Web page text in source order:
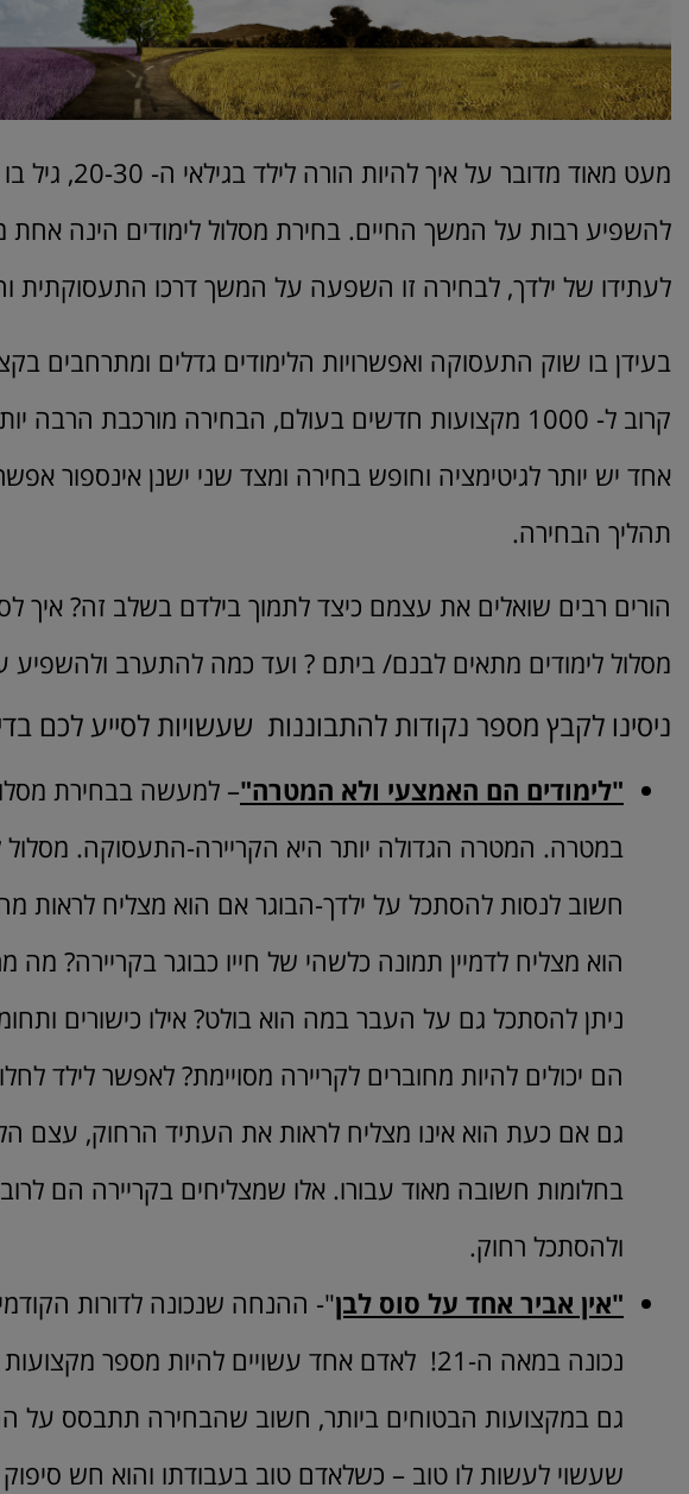
מעט מאוד
להשפיע רבות על המשך החיים. בחירת מסלול לימודים הינה
לעתידו של ילדך, לבחירה זו השפעה על המשך דרכו התעסוקתית
בעידן בו שוק התעסוקה ואפשרויות הלימודים גדלים ומתרחבים
קרוב ל- 1000 מקצועות חדשים בעולם, הבחירה מורכבת
אחד יש יותר לגיטימציה וחופש בחירה ומצד שני ישנן אינספור
תהליך הבחירה.
הורים רבים שואלים את עצמם כיצד לתמוך בילדם בשלב זה? איך
מסלול לימודים מתאים לבנם/ ביתם ? ועד כמה להתערב ולהשפיע
ניסינו לקבץ מספר נקודות להתבוננות שעשויות לסייע לכם
"לימודים הם האמצעי ולא המטרה"– למעשה בבחירת
במטרה. המטרה הגדולה יותר היא הקריירה-התעסוקה. מסלול
חשוב לנסות להסתכל על ילדך-הבוגר אם הוא מצליח לראות
הוא מצליח לדמיין תמונה כלשהי של חייו כבוגר בקריירה?
ניתן להסתכל גם על העבר במה הוא בולט? אילו כישורים
הם יכולים להיות מחוברים לקריירה מסויימת? לאפשר לילד
גם אם כעת הוא אינו מצליח לראות את העתיד הרחוק, עצם
בחלומות חשובה מאוד עבורו. אלו שמצליחים בקריירה הם
ולהסתכל רחוק.
"אין אביר אחד על סוס לבן"- ההנחה שנכונה לדורות
נכונה במאה ה-21! לאדם אחד עשויים להיות מספר
גם במקצועות הבטוחים ביותר, חשוב שהבחירה תתבסס על
שעשוי לעשות לו טוב – כשלאדם טוב בעבודתו והוא חש